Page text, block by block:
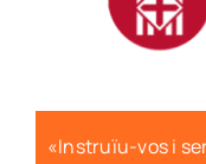
«Instruïu-vos i